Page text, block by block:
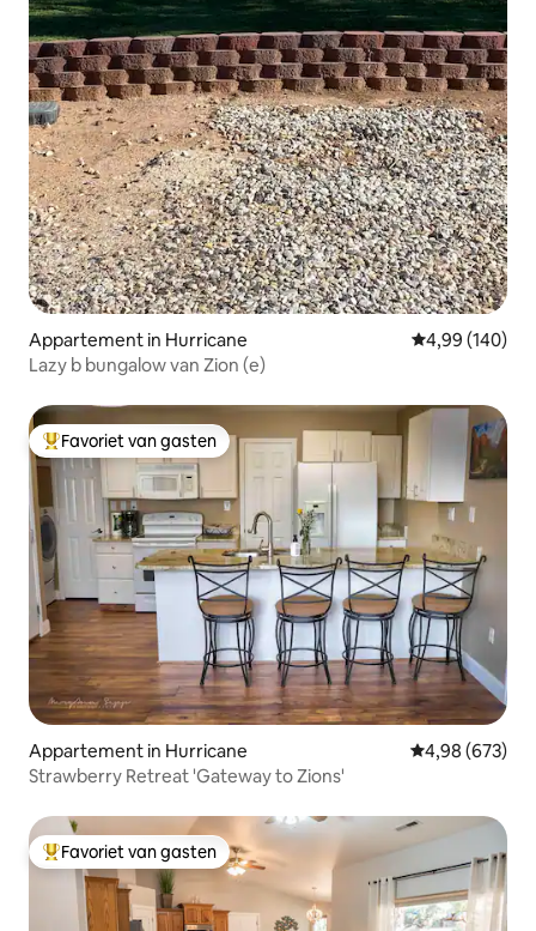
Appartement in Hurricane Gemiddelde
4,99 (140)
Lazy b bungalow van Zion (e)
Topfavoriet van gasten
Favoriet van gasten
Appartement in Hurricane Gemiddelde
4,98 (673)
Strawberry Retreat 'Gateway to Zions'
Topfavoriet van gasten
Favoriet van gasten